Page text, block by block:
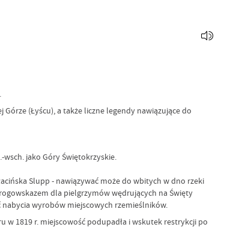
(Łyścu), a także liczne legendy nawiązujące do
wsch. jako Góry Świętokrzyskie.
Slupp - nawiązywać może do wbitych w dno rzeki
dla pielgrzymów wędrujących na Święty
nabycia wyrobów miejscowych rzemieślników.
w 1819 r. miejscowość podupadła i wskutek restrykcji po